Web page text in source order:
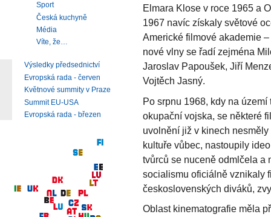
Elmara Klose v roce 1965 a
1967 navíc získaly světové
Americké filmové akademie
nové vlny se řadí zejména
Jaroslav Papoušek, Jiří
Vojtěch Jasný.
Po srpnu 1968, kdy na
okupační vojska, se některé
uvolnění již v kinech
kultuře vůbec, nastoupily
tvůrců se nuceně odmlčela a
socialismu oficiálně vznikaly
československých diváků,
Oblast kinematografie měla
Sport
Česká kuchyně
Média
Víte, že…
Výsledky předsednictví
Evropská rada - červen
Květnové summity v Praze
Summit EU-USA
Evropská rada - březen